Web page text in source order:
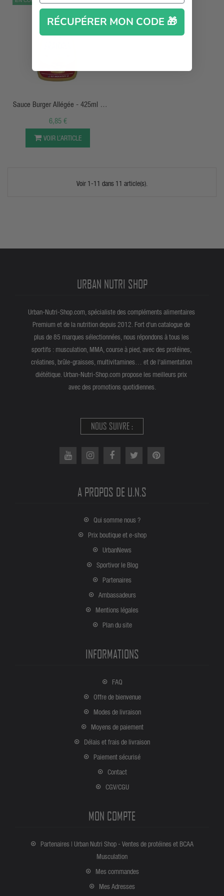
APERÇU RAPIDE
Sauce Burger Allégée - 425ml -
Frankys Bakery
6,85 €
VOIR L’ARTICLE
Voir 1-11 dans 11 article(s).
URBAN NUTRI SHOP
Urban-Nutri-Shop.com, spécialiste des compléments alimentaires
Premium et de la nutrition depuis 2012. Fort d'un catalogue de
plus de 85 marques sélectionnées, nous répondons à tous les
sportifs : musculation, MMA, course à pied, avec des protéines,
créatines, brûle-graisses, multivitamines… et de l'alimentation
diététique. Urban-Nutri-Shop.com propose les meilleurs prix
avec des promotions quotidiennes.
NOUS SUIVRE :
A PROPOS DE U.N.S
Qui somme nous ?
Prix boutique et e-shop
UrbanNews
Sportivor le Blog
Partenaires
Ambassadeurs
Mentions légales
Plan du site
INFORMATIONS
FAQ
Offre de bienvenue
Modes de livraison
Moyens de paiement
Délais et frais de livraison
Paiement sécurisé
Contact
CGV/CGU
MON COMPTE
Partenaires | Urban Nutri Shop - Ventes de protéines et BCAA
Musculation
Mes commandes
Mes Adresses
RÉCUPÉRER MON CODE 🎁